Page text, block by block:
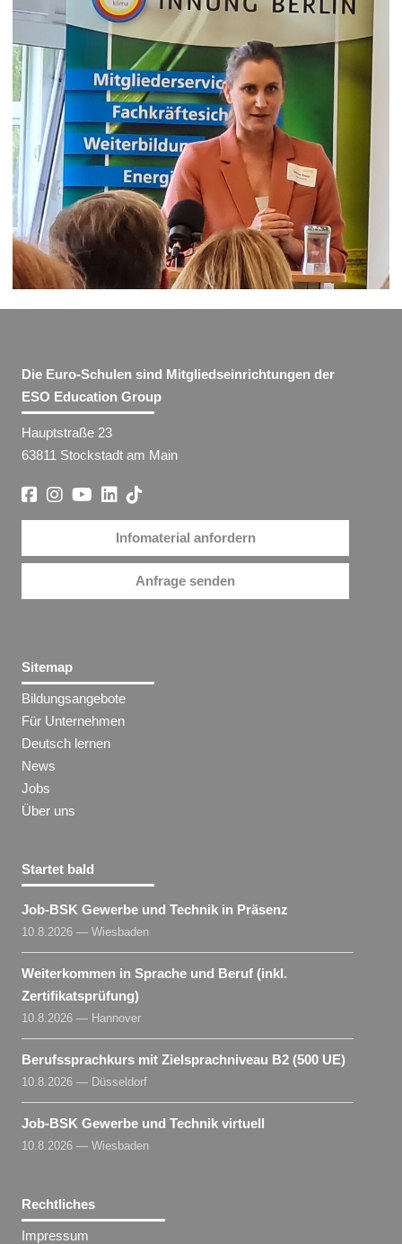
Die Euro-Schulen sind Mitgliedseinrichtungen der
ESO Education Group
Hauptstraße 23
63811 Stockstadt am Main
Infomaterial anfordern
Anfrage senden
Sitemap
Bildungsangebote
Für Unternehmen
Deutsch lernen
News
Jobs
Über uns
Startet bald
Job-BSK Gewerbe und Technik in Präsenz
10.8.2026 — Wiesbaden
Weiterkommen in Sprache und Beruf (inkl.
Zertifikatsprüfung)
10.8.2026 — Hannover
Berufssprachkurs mit Zielsprachniveau B2 (500 UE)
10.8.2026 — Düsseldorf
Job-BSK Gewerbe und Technik virtuell
10.8.2026 — Wiesbaden
Rechtliches
Impressum